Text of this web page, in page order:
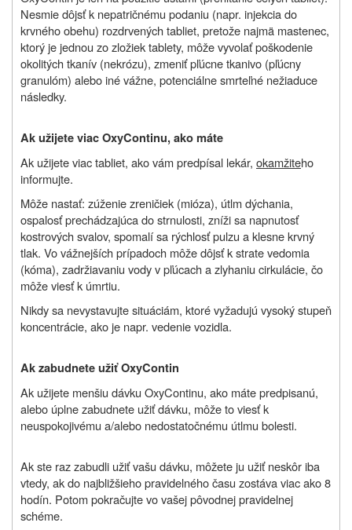
Nesmie dôjsť k nepatričnému podaniu (napr. injekcia do
krvného obehu) rozdrvených tabliet, pretože najmä mastenec,
ktorý je jednou zo zložiek tablety, môže vyvolať poškodenie
okolitých tkanív (nekrózu), zmeniť pľúcne tkanivo (pľúcny
granulóm) alebo iné vážne, potenciálne smrteľné nežiaduce
následky.
Ak užijete viac OxyContinu, ako máte
Ak užijete viac tabliet, ako vám predpísal lekár, okamžiteho
informujte.
Môže nastať: zúženie zreničiek (mióza), útlm dýchania,
ospalosť prechádzajúca do strnulosti, zníži sa napnutosť
kostrových svalov, spomalí sa rýchlosť pulzu a klesne krvný
tlak. Vo vážnejších prípadoch môže dôjsť k strate vedomia
(kóma), zadržiavaniu vody v pľúcach a zlyhaniu cirkulácie, čo
môže viesť k úmrtiu.
Nikdy sa nevystavujte situáciám, ktoré vyžadujú vysoký stupeň
koncentrácie, ako je napr. vedenie vozidla.
Ak zabudnete užiť OxyContin
Ak užijete menšiu dávku OxyContinu, ako máte predpisanú,
alebo úplne zabudnete užiť dávku, môže to viesť k
neuspokojivému a/alebo nedostatočnému útlmu bolesti.
Ak ste raz zabudli užiť vašu dávku, môžete ju užiť neskôr iba
vtedy, ak do najbližšieho pravidelného času zostáva viac ako 8
hodín. Potom pokračujte vo vašej pôvodnej pravidelnej
schéme.